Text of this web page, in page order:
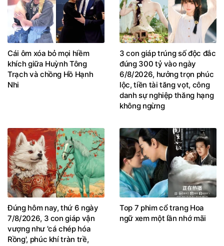
Cái ôm xóa bỏ mọi hiềm
khích giữa Huỳnh Tông
Trạch và chồng Hồ Hạnh
Nhi
3 con giáp trúng số độc đắc
đúng 300 tỷ vào ngày
6/8/2026, hưởng trọn phúc
lộc, tiền tài tăng vọt, công
danh sự nghiệp thăng hạng
không ngừng
Đúng hôm nay, thứ 6 ngày
7/8/2026, 3 con giáp vận
vượng như 'cá chép hóa
Rồng', phúc khí tràn trề,
nằm không cũng của nả
đầy nhà
Top 7 phim cổ trang Hoa
ngữ xem một lần nhớ mãi